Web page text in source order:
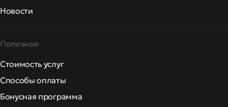
Новости
Полезное
Стоимость услуг
Способы оплаты
Бонусная программа